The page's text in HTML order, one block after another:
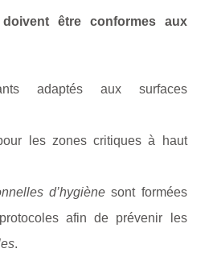
être conformes aux
adaptés aux surfaces
les zones critiques à haut
d’hygiène sont formées
afin de prévenir les
.